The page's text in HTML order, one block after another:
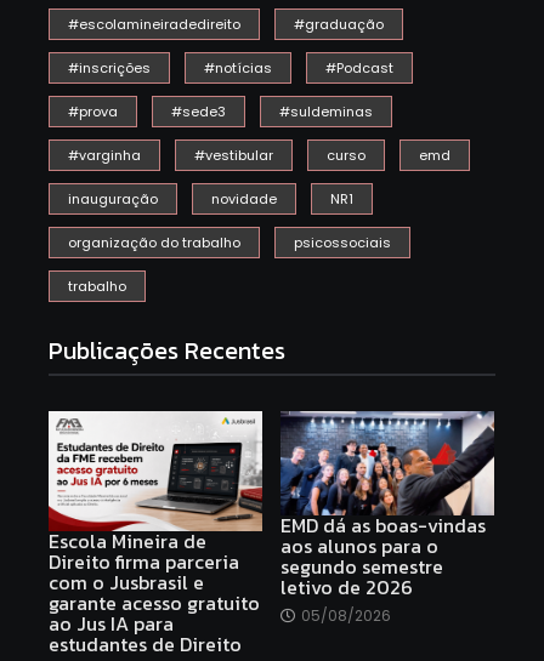
#escolamineiradedireito #graduação
#inscrições #notícias #Podcast
#prova #sede3 #suldeminas
#varginha #vestibular curso emd
inauguração novidade NR1
organização do trabalho psicossociais
trabalho
Publicações Recentes
Escola Mineira de
Direito firma parceria
com o Jusbrasil e
garante acesso gratuito
ao Jus IA para
estudantes de Direito
EMD dá as boas-vindas
aos alunos para o
segundo semestre
letivo de 2026
05/08/2026